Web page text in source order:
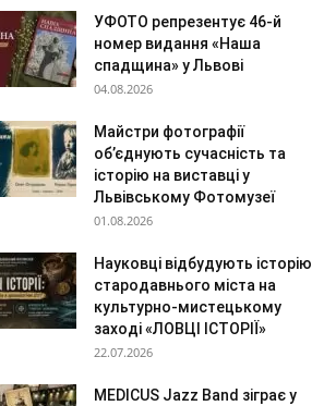
УФОТО репрезентує 46-й
номер видання «Наша
спадщина» у Львові
04.08.2026
Майстри фотографії
об’єднують сучасність та
історію на виставці у
Львівському Фотомузеї
01.08.2026
Науковці відбудують історію
стародавнього міста на
культурно-мистецькому
заході «ЛОВЦІ ІСТОРІЇ»
22.07.2026
MEDICUS Jazz Band зіграє у